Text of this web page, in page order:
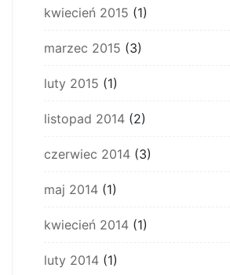
kwiecień 2015 (1)
marzec 2015 (3)
luty 2015 (1)
listopad 2014 (2)
czerwiec 2014 (3)
maj 2014 (1)
kwiecień 2014 (1)
luty 2014 (1)